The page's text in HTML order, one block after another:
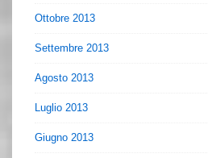
Ottobre 2013
Settembre 2013
Agosto 2013
Luglio 2013
Giugno 2013